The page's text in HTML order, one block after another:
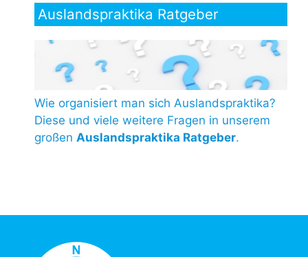
Auslandspraktika Ratgeber
Wie organisiert man sich Auslandspraktika?
Diese und viele weitere Fragen in unserem
großen Auslandspraktika Ratgeber.